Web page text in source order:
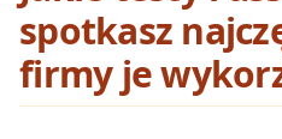
spotkasz
firmy je